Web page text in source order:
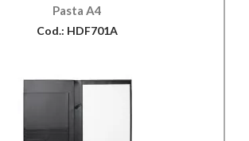
Pasta A4
Cod.: HDF701A